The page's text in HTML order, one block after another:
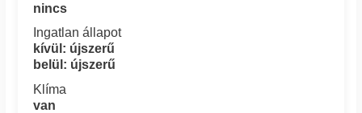
nincs
Ingatlan állapot
kívül: újszerű
belül: újszerű
Klíma
van